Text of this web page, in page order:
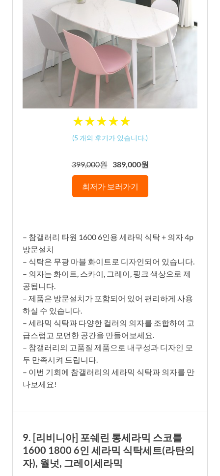
★★★★★
★★★★★
(5 개의 후기가 있습니다.)
399,000원 389,000원
최저가 보러가기
– 참갤러리 타원 1600 6인용 세라믹 식탁 + 의자 4p
방문설치
– 식탁은 무광 마블 화이트로 디자인되어 있습니다.
– 의자는 화이트, 스카이, 그레이, 핑크 색상으로 제
공됩니다.
– 제품은 방문설치가 포함되어 있어 편리하게 사용
하실 수 있습니다.
– 세라믹 식탁과 다양한 컬러의 의자를 조합하여 고
급스럽고 모던한 공간을 만들어보세요.
– 참갤러리의 고품질 제품으로 내구성과 디자인 모
두 만족시켜 드립니다.
– 이번 기회에 참갤러리의 세라믹 식탁과 의자를 만
나보세요!
9. [리비니아] 포쉐린 통세라믹 스코틀
1600 1800 6인 세라믹 식탁세트(라탄의
자), 월넛, 그레이세라믹